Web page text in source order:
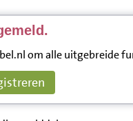
om alle uitgebreide